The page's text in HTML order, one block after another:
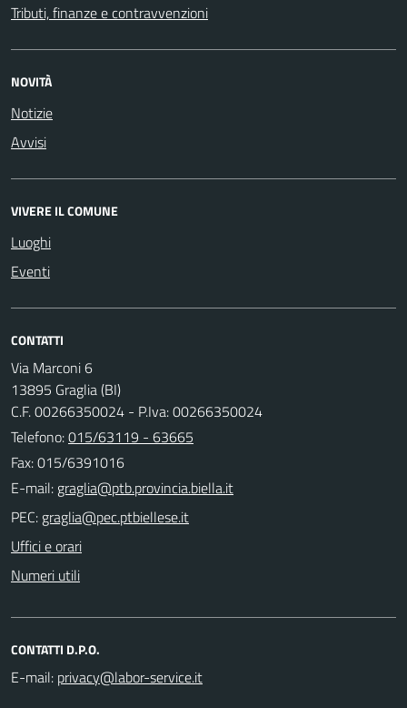
Tributi, finanze e contravvenzioni
NOVITÀ
Notizie
Avvisi
VIVERE IL COMUNE
Luoghi
Eventi
CONTATTI
Via Marconi 6
13895 Graglia (BI)
C.F. 00266350024 - P.Iva: 00266350024
Telefono:015/63119 - 63665
Fax: 015/6391016
E-mail:
PEC:
Uffici e orari
Numeri utili
CONTATTI D.P.O.
E-mail: